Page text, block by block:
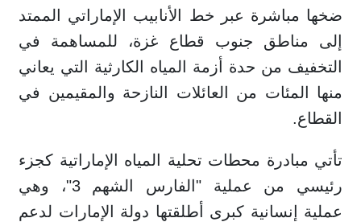
ضخها مباشرة عبر خط الأنابيب الإماراتي الممتد
إلى مناطق جنوب قطاع غزة، للمساهمة في
التخفيف من حدة أزمة المياه الكارثية التي يعاني
منها المئات من العائلات النازحة والمقيمين في
القطاع.
تأتي مبادرة محطات تحلية المياه الإماراتية كجزء
رئيسي من عملية "الفارس الشهم 3"، وهي
عملية إنسانية كبرى أطلقتها دولة الإمارات لدعم